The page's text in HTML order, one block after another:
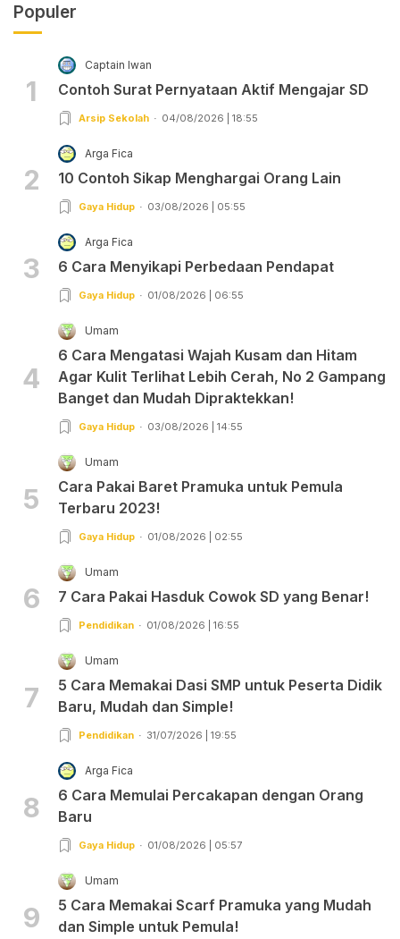
Populer
1
Captain Iwan
Contoh Surat Pernyataan Aktif Mengajar SD
Arsip Sekolah 04/08/2026 | 18:55
2
Arga Fica
10 Contoh Sikap Menghargai Orang Lain
Gaya Hidup 03/08/2026 | 05:55
3
Arga Fica
6 Cara Menyikapi Perbedaan Pendapat
Gaya Hidup 01/08/2026 | 06:55
4
Umam
6 Cara Mengatasi Wajah Kusam dan Hitam
Agar Kulit Terlihat Lebih Cerah, No 2 Gampang
Banget dan Mudah Dipraktekkan!
Gaya Hidup 03/08/2026 | 14:55
5
Umam
Cara Pakai Baret Pramuka untuk Pemula
Terbaru 2023!
Gaya Hidup 01/08/2026 | 02:55
6
Umam
7 Cara Pakai Hasduk Cowok SD yang Benar!
Pendidikan 01/08/2026 | 16:55
7
Umam
5 Cara Memakai Dasi SMP untuk Peserta Didik
Baru, Mudah dan Simple!
Pendidikan 31/07/2026 | 19:55
8
Arga Fica
6 Cara Memulai Percakapan dengan Orang
Baru
Gaya Hidup 01/08/2026 | 05:57
9
Umam
5 Cara Memakai Scarf Pramuka yang Mudah
dan Simple untuk Pemula!